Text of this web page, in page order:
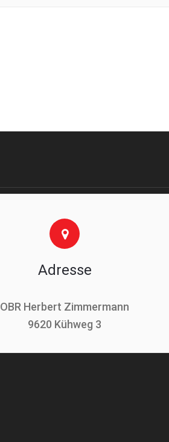
Adresse
OBR Herbert Zimmermann
9620 Kühweg 3